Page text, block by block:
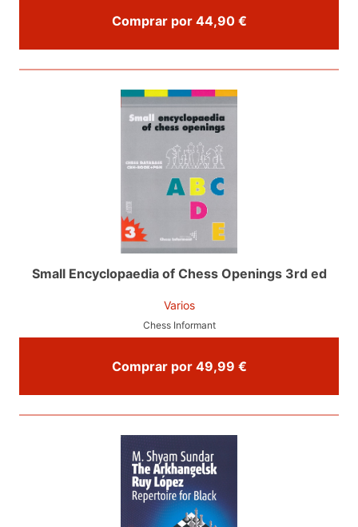
Comprar por 44,90 €
Small Encyclopaedia of Chess Openings 3rd ed
Varios
Chess Informant
Comprar por 49,99 €